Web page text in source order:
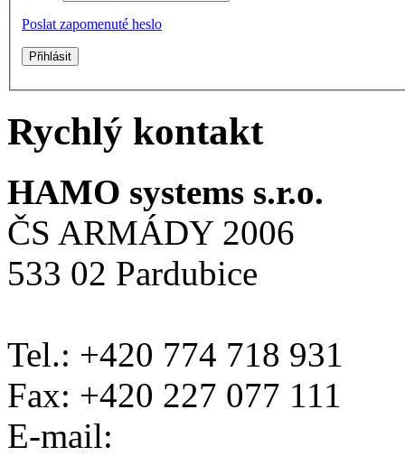
Poslat zapomenuté heslo
Rychlý kontakt
HAMO systems s.r.o.
ČS ARMÁDY 2006
533 02 Pardubice
Tel.: +420 774 718 931
Fax: +420 227 077 111
E-mail: